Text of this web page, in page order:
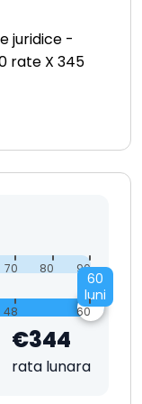
juridice -
rate X 345
70 80 90
60
luni
48 60
€344
rata lunara